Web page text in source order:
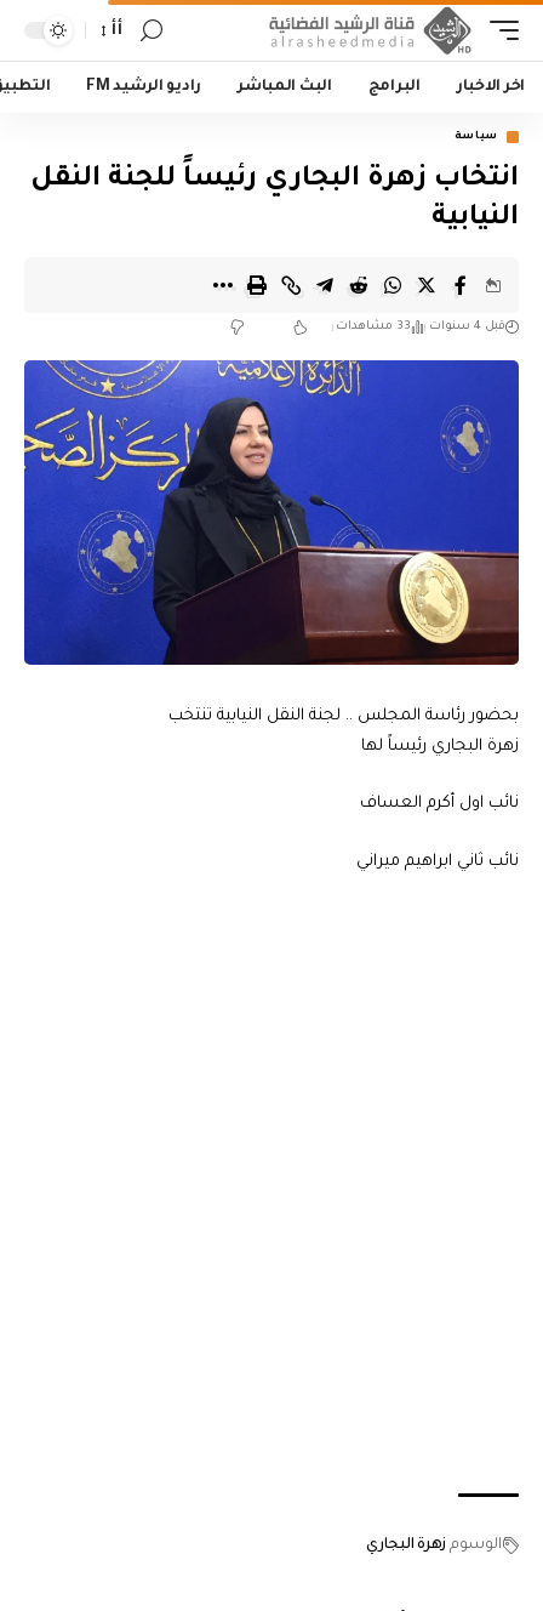
أأ
اخر الاخبار البرامج البث المباشر راديو الرشيد FM
سياسة
انتخاب زهرة البجاري رئيساً للجنة النقل
النيابية
قبل 4 سنوات 33 مشاهدات
بحضور رئاسة المجلس .. لجنة النقل النيابية تنتخب
زهرة البجاري رئيساً لها
نائب اول أكرم العساف
نائب ثاني ابراهيم ميراني
الوسوم زهرة البجاري